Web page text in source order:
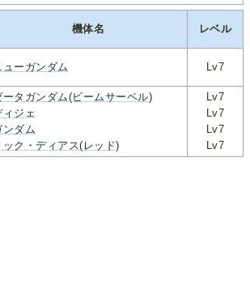
機体名 レベル
ューガンダム Lv7
ータガンダム(ビームサーベル)
ィジェ
ンダム
ック・ディアス(レッド)
Lv7
Lv7
Lv7
Lv7